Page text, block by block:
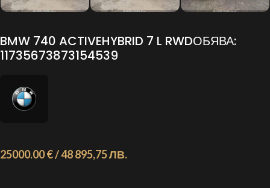
BMW 740 ACTIVEHYBRID 7 L RWDОБЯВА:
11735673873154539
25000.00 € / 48 895,75 ЛВ.